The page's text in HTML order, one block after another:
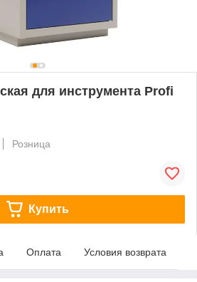
для инструмента Profi
Розница
Купить
Оплата Условия возврата